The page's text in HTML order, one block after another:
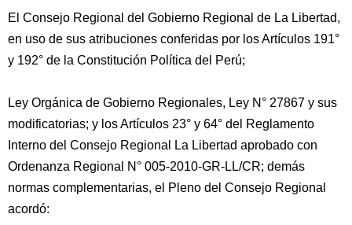
El Consejo Regional del Gobierno Regional de La Libertad,
en uso de sus atribuciones conferidas por los Artículos 191°
y 192° de la Constitución Política del Perú;
Ley Orgánica de Gobierno Regionales, Ley N° 27867 y sus
modificatorias; y los Artículos 23° y 64° del Reglamento
Interno del Consejo Regional La Libertad aprobado con
Ordenanza Regional N° 005-2010-GR-LL/CR; demás
normas complementarias, el Pleno del Consejo Regional
acordó: